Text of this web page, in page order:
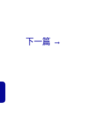
下一篇